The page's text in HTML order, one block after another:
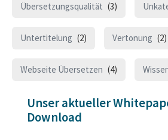
Übersetzungsqualität (3)
Untertitelung (2) Vertonung (2)
Webseite Übersetzen (4)
Unser aktueller
Download